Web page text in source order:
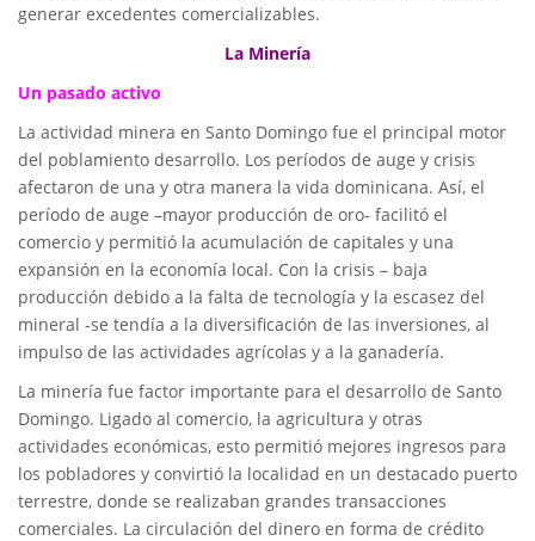
generar excedentes comercializables.
La Minería
Un pasado activo
La actividad minera en Santo Domingo fue el principal motor
del poblamiento desarrollo. Los períodos de auge y crisis
afectaron de una y otra manera la vida dominicana. Así, el
período de auge –mayor producción de oro- facilitó el
comercio y permitió la acumulación de capitales y una
expansión en la economía local. Con la crisis – baja
producción debido a la falta de tecnología y la escasez del
mineral -se tendía a la diversificación de las inversiones, al
impulso de las actividades agrícolas y a la ganadería.
La minería fue factor importante para el desarrollo de Santo
Domingo. Ligado al comercio, la agricultura y otras
actividades económicas, esto permitió mejores ingresos para
los pobladores y convirtió la localidad en un destacado puerto
terrestre, donde se realizaban grandes transacciones
comerciales. La circulación del dinero en forma de crédito